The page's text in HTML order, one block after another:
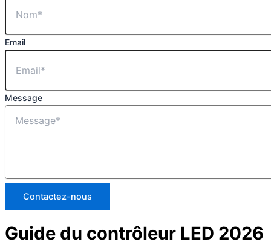
Email
Message
Contactez-nous
Guide du contrôleur LED 2026